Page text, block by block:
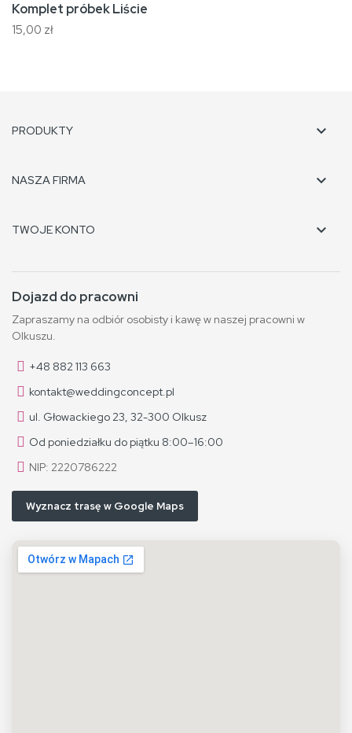
Komplet próbek Liście
15,00 zł
PRODUKTY 
NASZA FIRMA 
TWOJE KONTO 
Dojazd do pracowni
Zapraszamy na odbiór osobisty i kawę w naszej pracowni w
Olkuszu.
+48 882 113 663
kontakt@weddingconcept.pl
ul. Głowackiego 23, 32-300 Olkusz
Od poniedziałku do piątku 8:00–16:00
NIP: 2220786222
Wyznacz trasę w Google Maps